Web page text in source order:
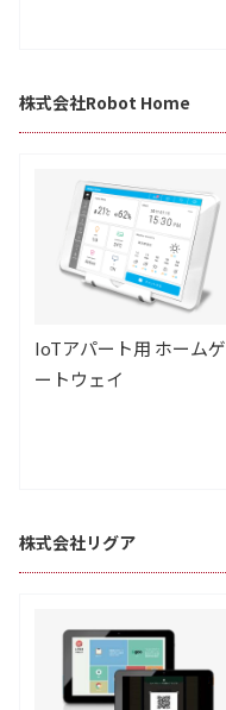
株式会社Robot Home
IoTアパート用 ホームゲ
ートウェイ
株式会社リグア